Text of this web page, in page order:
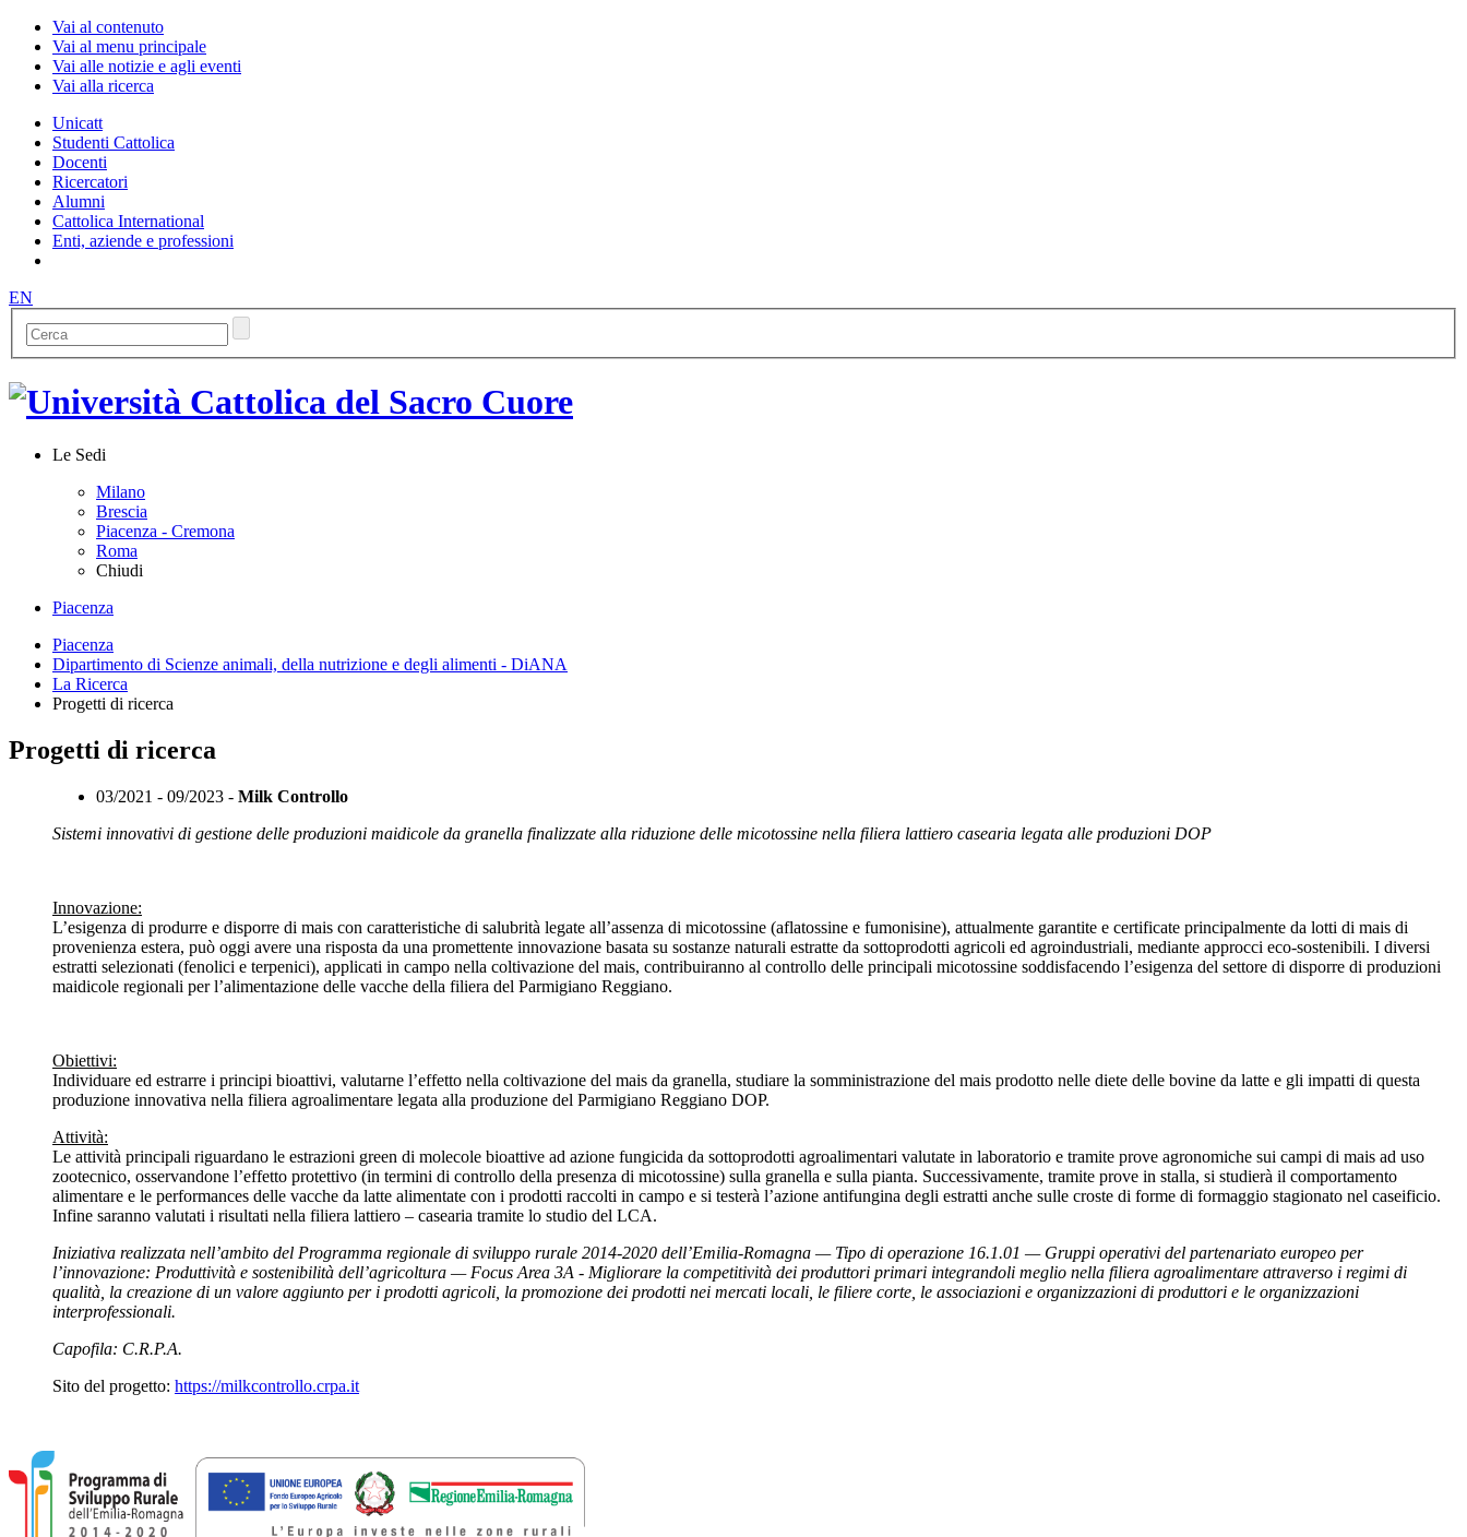
Vai al contenuto
Vai al menu principale
Vai alle notizie e agli eventi
Vai alla ricerca
Unicatt
Studenti Cattolica
Docenti
Ricercatori
Alumni
Cattolica International
Enti, aziende e professioni
EN
Le Sedi
Milano
Brescia
Piacenza - Cremona
Roma
Chiudi
Piacenza
Piacenza
Dipartimento di Scienze animali, della nutrizione e degli alimenti - DiANA
La Ricerca
Progetti di ricerca
Progetti di ricerca
03/2021 - 09/2023 - Milk Controllo
Sistemi innovativi di gestione delle produzioni maidicole da granella finalizzate alla riduzione delle micotossine nella filiera lattiero casearia legata alle produzioni DOP
Innovazione:
L’esigenza di produrre e disporre di mais con caratteristiche di salubrità legate all’assenza di micotossine (aflatossine e fumonisine), attualmente garantite e certificate principalmente da lotti di mais di
provenienza estera, può oggi avere una risposta da una promettente innovazione basata su sostanze naturali estratte da sottoprodotti agricoli ed agroindustriali, mediante approcci eco-sostenibili. I diversi
estratti selezionati (fenolici e terpenici), applicati in campo nella coltivazione del mais, contribuiranno al controllo delle principali micotossine soddisfacendo l’esigenza del settore di disporre di produzioni
maidicole regionali per l’alimentazione delle vacche della filiera del Parmigiano Reggiano.
Obiettivi:
Individuare ed estrarre i principi bioattivi, valutarne l’effetto nella coltivazione del mais da granella, studiare la somministrazione del mais prodotto nelle diete delle bovine da latte e gli impatti di questa
produzione innovativa nella filiera agroalimentare legata alla produzione del Parmigiano Reggiano DOP.
Attività:
Le attività principali riguardano le estrazioni green di molecole bioattive ad azione fungicida da sottoprodotti agroalimentari valutate in laboratorio e tramite prove agronomiche sui campi di mais ad uso
zootecnico, osservandone l’effetto protettivo (in termini di controllo della presenza di micotossine) sulla granella e sulla pianta. Successivamente, tramite prove in stalla, si studierà il comportamento
alimentare e le performances delle vacche da latte alimentate con i prodotti raccolti in campo e si testerà l’azione antifungina degli estratti anche sulle croste di forme di formaggio stagionato nel caseificio.
Infine saranno valutati i risultati nella filiera lattiero – casearia tramite lo studio del LCA.
Iniziativa realizzata nell’ambito del Programma regionale di sviluppo rurale 2014-2020 dell’Emilia-Romagna — Tipo di operazione 16.1.01 — Gruppi operativi del partenariato europeo per
l’innovazione: Produttività e sostenibilità dell’agricoltura — Focus Area 3A - Migliorare la competitività dei produttori primari integrandoli meglio nella filiera agroalimentare attraverso i regimi di
qualità, la creazione di un valore aggiunto per i prodotti agricoli, la promozione dei prodotti nei mercati locali, le filiere corte, le associazioni e organizzazioni di produttori e le organizzazioni
interprofessionali.
Capofila: C.R.P.A.
Sito del progetto: https://milkcontrollo.crpa.it